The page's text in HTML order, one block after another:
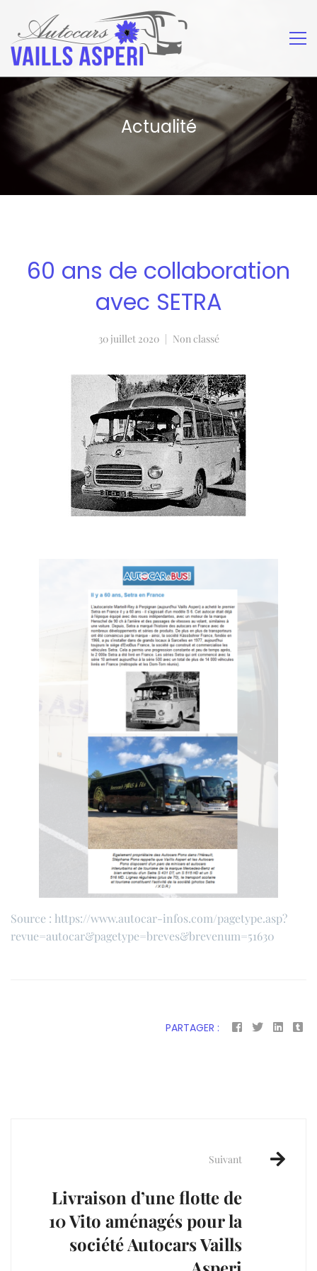
Actualité
60 ans de collaboration
avec SETRA
30 juillet 2020 Non classé
Source : https://www.autocar-infos.com/pagetype.asp?
revue=autocar&pagetype=breves&brevenum=51630
PARTAGER :
Suivant
Livraison d’une flotte de
10 Vito aménagés pour la
société Autocars Vaills